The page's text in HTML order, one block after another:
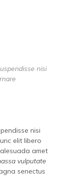
nisi
nisi
elit libero
amet
vulputate
senectus